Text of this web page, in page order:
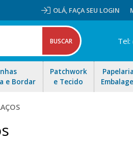
OLÁ, FAÇA SEU LOGIN
e Bordar
Patchwork
e Tecido